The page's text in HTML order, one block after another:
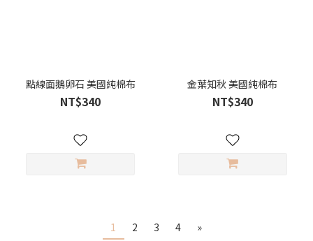
點線面鵝卵石 美國純棉布
NT$340
金葉知秋 美國純棉布
NT$340
1 2 3 4 »